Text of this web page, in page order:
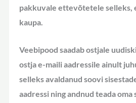
pakkuvale ettevõtetele selleks,
kaupa.
Veebipood saadab ostjale
ostja e-maili aadressile ainult
selleks avaldanud soovi
aadressi ning andnud teada oma